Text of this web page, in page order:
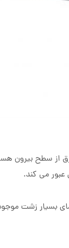
از سطح بیرون
عبور می کند.
بسیار زشت